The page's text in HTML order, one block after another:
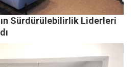
Sürdürülebilirlik Liderleri